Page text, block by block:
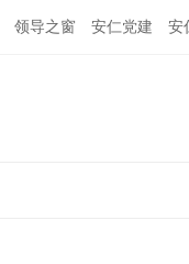
领导之窗 安仁党建 安